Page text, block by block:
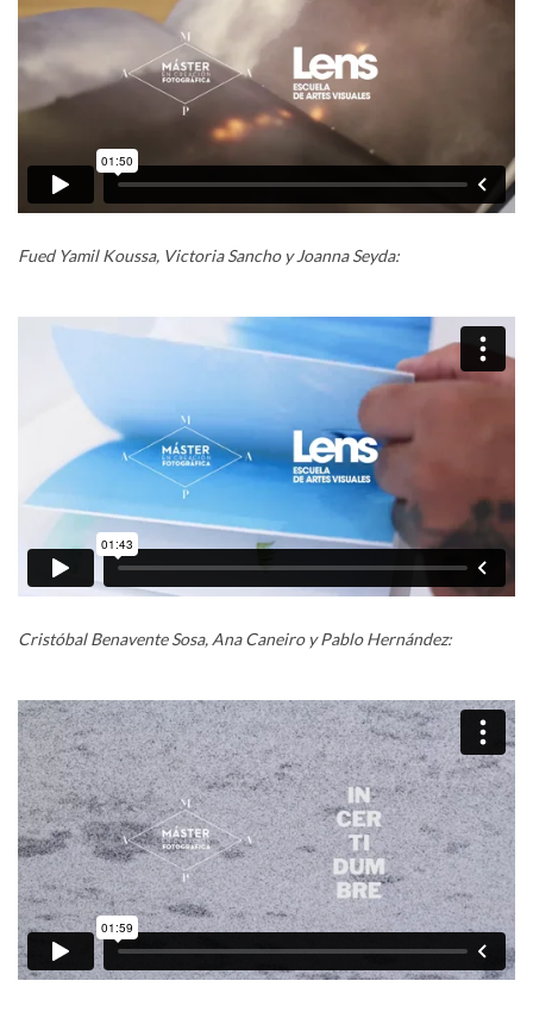
Fued Yamil Koussa, Victoria Sancho y Joanna Seyda:
Cristóbal Benavente Sosa, Ana Caneiro y Pablo Hernández: